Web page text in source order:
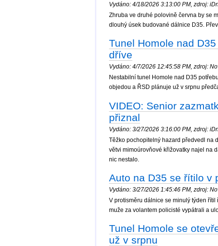
Vydáno: 4/18/2026 3:13:00 PM, zdroj:
Zhruba ve druhé polovině června by se
dlouhý úsek budované dálnice D35.
Tunel Homole nad
dříve
Vydáno: 4/7/2026 12:45:58 PM, zdroj:
Nestabilní tunel Homole nad D35
objedou a ŘSD plánuje už v srpnu
VIDEO: Senior
přiznal
Vydáno: 3/27/2026 3:16:00 PM, zdroj:
Těžko pochopitelný hazard předvedl na
větvi mimoúrovňové křižovatky najel na
nic nestalo.
Auto na D35 se řítilo v
Vydáno: 3/27/2026 1:45:46 PM, zdroj:
V protisměru dálnice se minulý týden
muže za volantem policisté vypátrali a
Tunel Homole se
už v srpnu